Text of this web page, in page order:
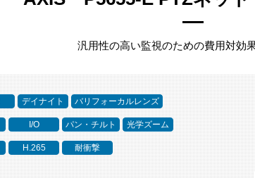
汎用性の高い監視のための費用対効
デイナイト バリフォーカルレンズ
I/O パン・チルト 光学ズーム
H.265 耐衝撃